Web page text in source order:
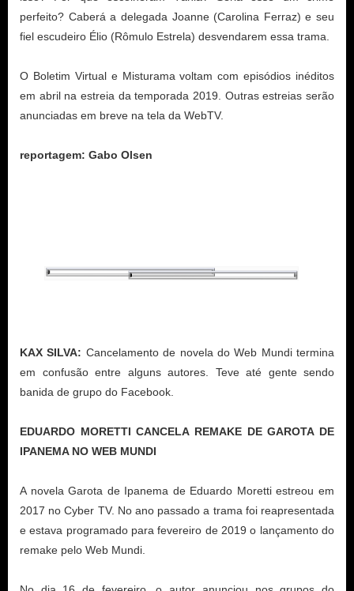
perfeito? Caberá a delegada Joanne (Carolina Ferraz) e seu
fiel escudeiro Élio (Rômulo Estrela) desvendarem essa trama.
O Boletim Virtual e Misturama voltam com episódios inéditos
em abril na estreia da temporada 2019. Outras estreias serão
anunciadas em breve na tela da WebTV.
reportagem: Gabo Olsen
KAX SILVA: Cancelamento de novela do Web Mundi termina
em confusão entre alguns autores. Teve até gente sendo
banida de grupo do Facebook.
EDUARDO MORETTI CANCELA REMAKE DE GAROTA DE
IPANEMA NO WEB MUNDI
A novela Garota de Ipanema de Eduardo Moretti estreou em
2017 no Cyber TV. No ano passado a trama foi reapresentada
e estava programado para fevereiro de 2019 o lançamento do
remake pelo Web Mundi.